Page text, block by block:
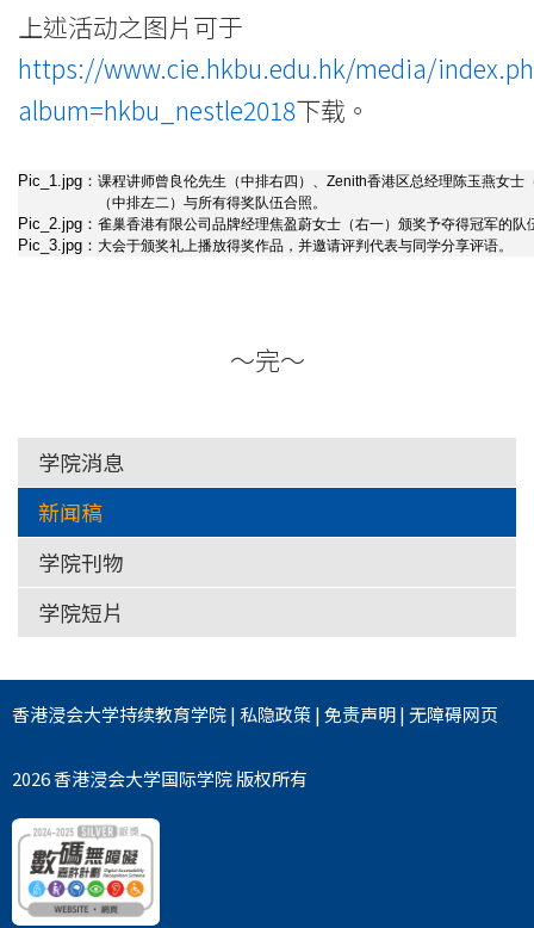
上述活动之图片可于
https://www.cie.hkbu.edu.hk/media/
album=hkbu_nestle2018下载。
Pic_1.jpg： 课程讲师曾良伦先生（中排右四）、Zenith香港区总经理陈玉燕女
（中排左二）与所有得奖队伍合照。
Pic_2.jpg： 雀巢香港有限公司品牌经理焦盈蔚女士（右一）颁奖予夺得冠军的队
Pic_3.jpg： 大会于颁奖礼上播放得奖作品，并邀请评判代表与同学分享评语。
～完～
学院消息
新闻稿
学院刊物
学院短片
香港浸会大学持续教育学院| 私隐政策|免责声明|无障碍网页
2026 香港浸会大学国际学院 版权所有